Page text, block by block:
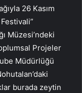
26 Kasım
Müzesi’ndeki
Projeler
Müdürlüğü
burada zeytin